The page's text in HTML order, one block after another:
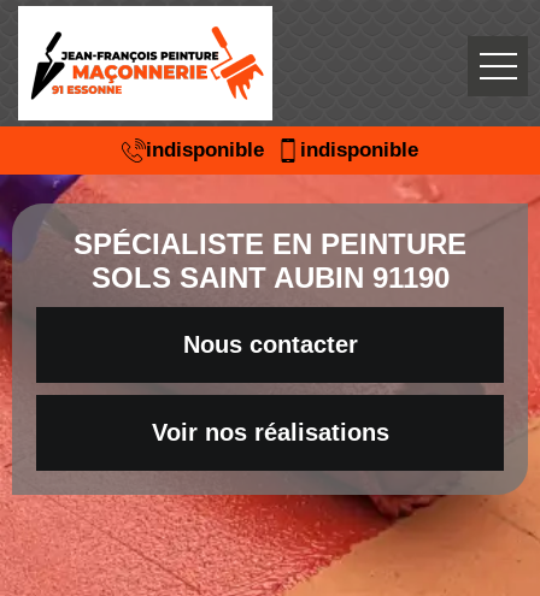
indisponible indisponible
SPÉCIALISTE EN PEINTURE
SOLS SAINT AUBIN 91190
Nous contacter
Voir nos réalisations